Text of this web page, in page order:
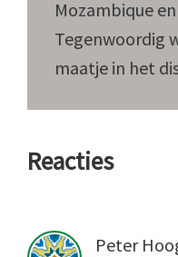
Mozambique
Tegenwoordig
maatje in het
Lees
Reacties
Peter